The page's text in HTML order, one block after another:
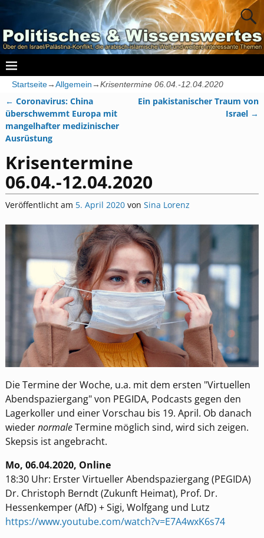
Startseite→Allgemein→Krisentermine 06.04.-12.04.2020
Artikelnavigation
← Coronavirus: China
überschwemmt Europa mit
mangelhafter medizinischer
Ausrüstung
Ein pakistanischer Traum von
Israel →
Krisentermine
06.04.-12.04.2020
Veröffentlicht am 5. April 2020 von Sina Lorenz
Die Termine der Woche, u.a. mit dem ersten "Virtuellen
Abendspaziergang" von PEGIDA, Podcasts gegen den
Lagerkoller und einer Vorschau bis 19. April. Ob danach
wiedernormaleTermine möglich sind, wird sich zeigen.
Skepsis ist angebracht.
Mo, 06.04.2020, Online
18:30 Uhr: Erster Virtueller Abendspaziergang (PEGIDA)
Dr. Christoph Berndt (Zukunft Heimat), Prof. Dr.
Hessenkemper (AfD) + Sigi, Wolfgang und Lutz
https://www.youtube.com/watch?v=E7A4wxK6s74